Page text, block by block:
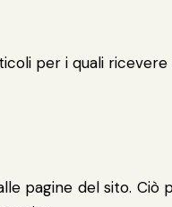
per i quali
pagine del sito. Ciò